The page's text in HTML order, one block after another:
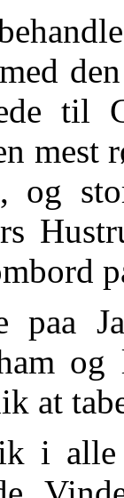
til
mest
og
paa
at
i